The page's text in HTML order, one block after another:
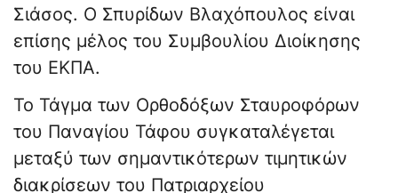
Σιάσος. Ο Σπυρίδων Βλαχόπουλος είναι
επίσης μέλος του Συμβουλίου Διοίκησης
του ΕΚΠΑ.
Το Τάγμα των Ορθοδόξων Σταυροφόρων
του Παναγίου Τάφου συγκαταλέγεται
μεταξύ των σημαντικότερων τιμητικών
διακρίσεων του Πατριαρχείου